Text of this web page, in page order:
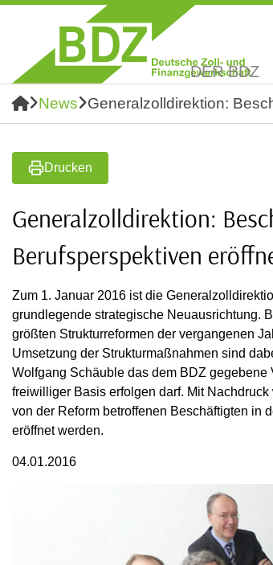
DER BDZ
News Generalzolldirektion:
Drucken
Generalzolldirektion:
Berufsperspektiven
Zum 1. Januar 2016 ist die
grundlegende strategische Neuausrichtung.
größten Strukturreformen der vergangenen
Umsetzung der Strukturmaßnahmen sind
Wolfgang Schäuble das dem BDZ
freiwilliger Basis erfolgen darf. Mit
von der Reform betroffenen Beschäftigten in
eröffnet werden.
04.01.2016